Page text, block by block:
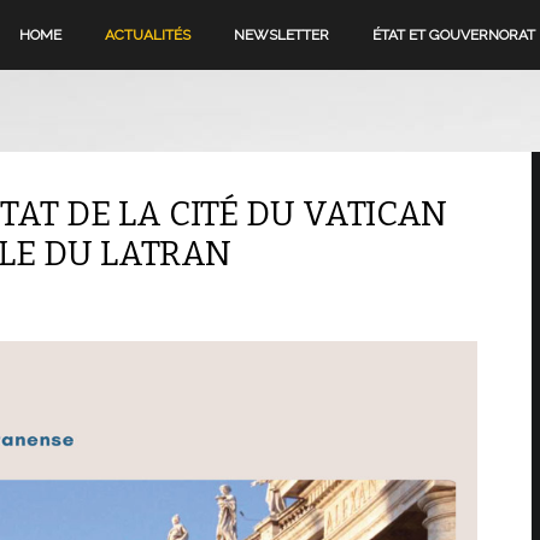
HOME ACTUALITÉS NEWSLETTER ÉTAT ET GOUVERNORAT
DE LA CITÉ DU VATICAN
DU LATRAN